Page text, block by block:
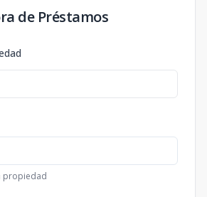
de Préstamos
propiedad